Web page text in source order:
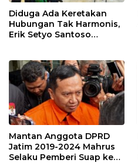
Diduga Ada Keretakan
Hubungan Tak Harmonis,
Erik Setyo Santoso
Mantan Anggota DPRD
Jatim 2019-2024 Mahrus
Selaku Pemberi Suap ke